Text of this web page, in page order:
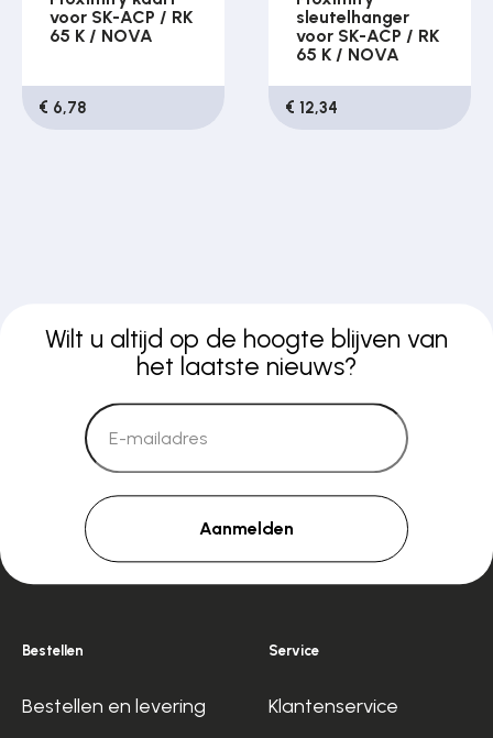
voor SK-ACP / RK
65 K / NOVA
€ 6,78
sleutelhanger
voor SK-ACP / RK
65 K / NOVA
€ 12,34
Wilt u altijd op de hoogte blijven van
het laatste nieuws?
Aanmelden
Bestellen
Bestellen en levering
Service
Klantenservice